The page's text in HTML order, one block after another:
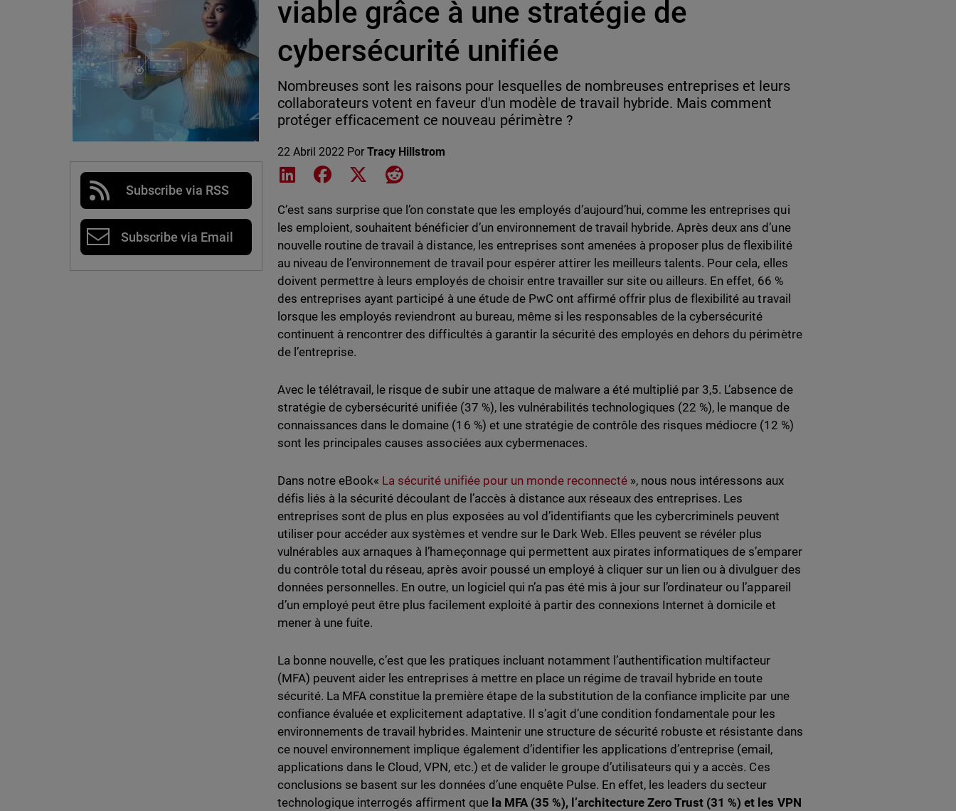
Subscribe via RSS
Subscribe via Email
viable grâce à une stratégie de
cybersécurité unifiée
Nombreuses sont les raisons pour lesquelles de nombreuses entreprises et leurs
collaborateurs votent en faveur d'un modèle de travail hybride. Mais comment
protéger efficacement ce nouveau périmètre ?
22 Abril 2022 PorTracy Hillstrom
Share on LinkedIn
Share on Facebook
Share on XShare on Reddit
C’est sans surprise que l’on constate que les employés d’aujourd’hui, comme les entreprises qui
les emploient, souhaitent bénéficier d’un environnement de travail hybride. Après deux ans d’une
nouvelle routine de travail à distance, les entreprises sont amenées à proposer plus de flexibilité
au niveau de l’environnement de travail pour espérer attirer les meilleurs talents. Pour cela, elles
doivent permettre à leurs employés de choisir entre travailler sur site ou ailleurs. En effet, 66 %
des entreprises ayant participé à une étude de PwC ont affirmé offrir plus de flexibilité au travail
lorsque les employés reviendront au bureau, même si les responsables de la cybersécurité
continuent à rencontrer des difficultés à garantir la sécurité des employés en dehors du périmètre
de l’entreprise.
Avec le télétravail, le risque de subir une attaque de malware a été multiplié par 3,5. L’absence de
stratégie de cybersécurité unifiée (37 %), les vulnérabilités technologiques (22 %), le manque de
connaissances dans le domaine (16 %) et une stratégie de contrôle des risques médiocre (12 %)
sont les principales causes associées aux cybermenaces.
Dans notre eBook« La sécurité unifiée pour un monde reconnecté », nous nous intéressons aux
défis liés à la sécurité découlant de l’accès à distance aux réseaux des entreprises. Les
entreprises sont de plus en plus exposées au vol d’identifiants que les cybercriminels peuvent
utiliser pour accéder aux systèmes et vendre sur le Dark Web. Elles peuvent se révéler plus
vulnérables aux arnaques à l’hameçonnage qui permettent aux pirates informatiques de s’emparer
du contrôle total du réseau, après avoir poussé un employé à cliquer sur un lien ou à divulguer des
données personnelles. En outre, un logiciel qui n’a pas été mis à jour sur l’ordinateur ou l’appareil
d’un employé peut être plus facilement exploité à partir des connexions Internet à domicile et
mener à une fuite.
La bonne nouvelle, c’est que les pratiques incluant notamment l’authentification multifacteur
(MFA) peuvent aider les entreprises à mettre en place un régime de travail hybride en toute
sécurité. La MFA constitue la première étape de la substitution de la confiance implicite par une
confiance évaluée et explicitement adaptative. Il s’agit d’une condition fondamentale pour les
environnements de travail hybrides. Maintenir une structure de sécurité robuste et résistante dans
ce nouvel environnement implique également d’identifier les applications d’entreprise (email,
applications dans le Cloud, VPN, etc.) et de valider le groupe d’utilisateurs qui y a accès. Ces
conclusions se basent sur les données d’une enquête Pulse. En effet, les leaders du secteur
technologique interrogés affirment que la MFA (35 %), l’architecture Zero Trust (31 %) et les VPN